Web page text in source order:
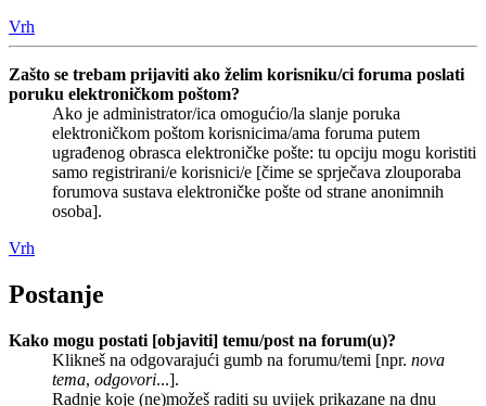
Vrh
Zašto se trebam prijaviti ako želim korisniku/ci foruma poslati
poruku elektroničkom poštom?
Ako je administrator/ica omogućio/la slanje poruka
elektroničkom poštom korisnicima/ama foruma putem
ugrađenog obrasca elektroničke pošte: tu opciju mogu koristiti
samo registrirani/e korisnici/e [čime se sprječava zlouporaba
forumova sustava elektroničke pošte od strane anonimnih
osoba].
Vrh
Postanje
Kako mogu postati [objaviti] temu/post na forum(u)?
Klikneš na odgovarajući gumb na forumu/temi [npr. nova
tema, odgovori...].
Radnje koje (ne)možeš raditi su uvijek prikazane na dnu